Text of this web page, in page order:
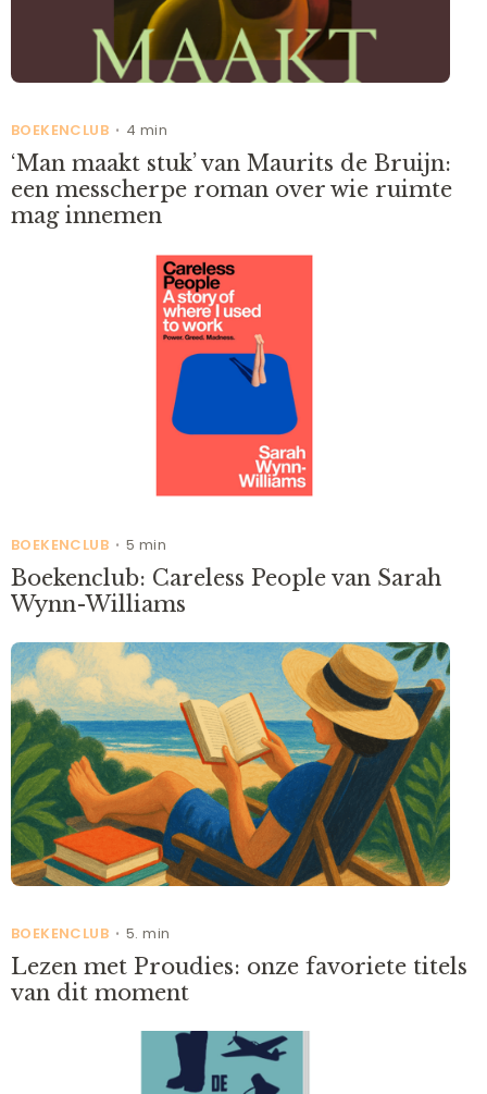
BOEKENCLUB • 4 min
‘Man maakt stuk’ van Maurits de Bruijn:
een messcherpe roman over wie ruimte
mag innemen
BOEKENCLUB • 5 min
Boekenclub: Careless People van Sarah
Wynn-Williams
BOEKENCLUB • 5. min
Lezen met Proudies: onze favoriete titels
van dit moment